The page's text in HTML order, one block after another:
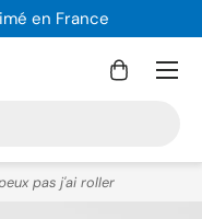
en France
Panier
Menu
pas j'ai roller